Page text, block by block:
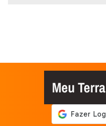
Meu Terra